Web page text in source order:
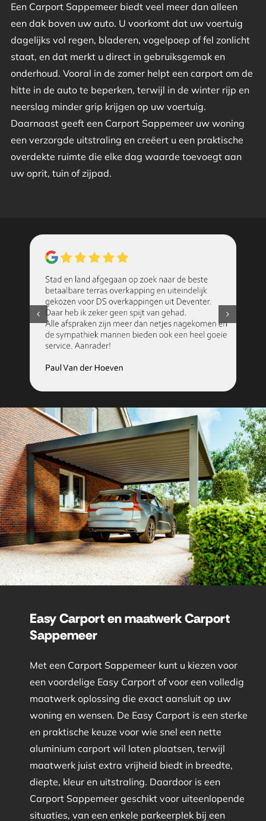
Een Carport Sappemeer biedt veel meer dan alleen
een dak boven uw auto. U voorkomt dat uw voertuig
dagelijks vol regen, bladeren, vogelpoep of fel zonlicht
staat, en dat merkt u direct in gebruiksgemak en
onderhoud. Vooral in de zomer helpt een carport om de
hitte in de auto te beperken, terwijl in de winter rijp en
neerslag minder grip krijgen op uw voertuig.
Daarnaast geeft een Carport Sappemeer uw woning
een verzorgde uitstraling en creëert u een praktische
overdekte ruimte die elke dag waarde toevoegt aan
uw oprit, tuin of zijpad.
Easy Carport en maatwerk Carport
Sappemeer
Met een Carport Sappemeer kunt u kiezen voor
een voordelige Easy Carport of voor een volledig
maatwerk oplossing die exact aansluit op uw
woning en wensen. De Easy Carport is een sterke
en praktische keuze voor wie snel een nette
aluminium carport wil laten plaatsen, terwijl
maatwerk juist extra vrijheid biedt in breedte,
diepte, kleur en uitstraling. Daardoor is een
Carport Sappemeer geschikt voor uiteenlopende
situaties, van een enkele parkeerplek bij een